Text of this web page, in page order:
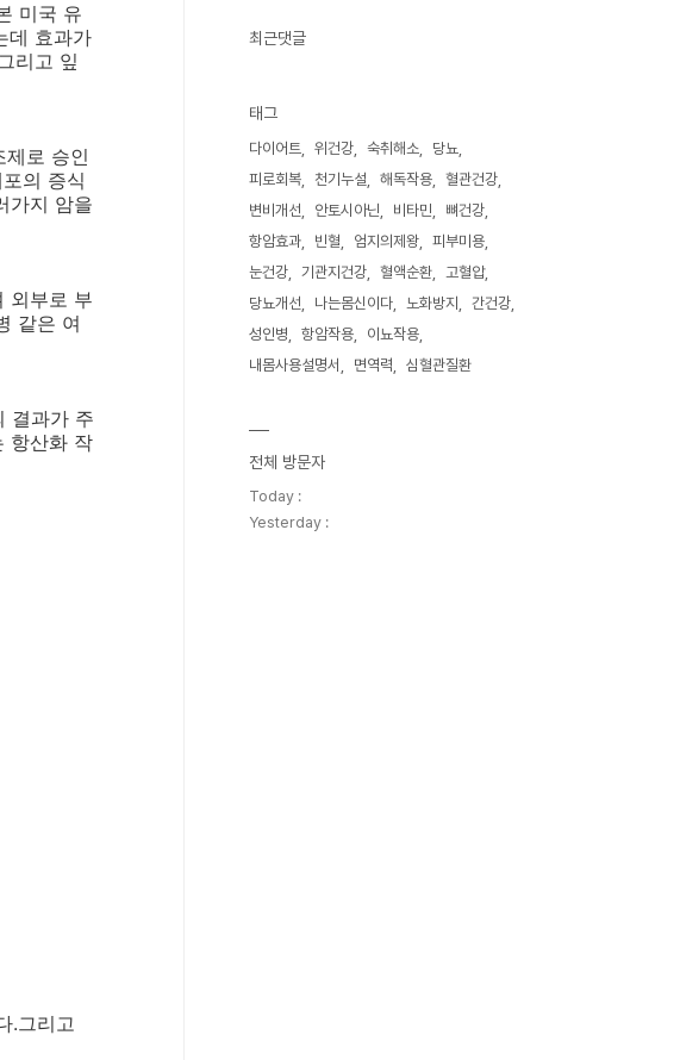
미국 유
데 효과가
리고 잎
로 승인
의 증식
가지 암을
외부로 부
같은 여
결과가 주
항산화 작
.그리고
최근댓글
태그
다이어트 위건강 숙취해소
당뇨
피로회복
천기누설 해독작용
혈관건강
변비개선
안토시아닌 비타민
뼈건강
항암효과
빈혈 엄지의제왕
피부미용
눈건강
기관지건강 혈액순환
고혈압
당뇨개선
나는몸신이다 노화방지
간건강
성인병
항암작용
이뇨작용
내몸사용설명서
면역력 심혈관질환
전체 방문자
Today :
Yesterday :